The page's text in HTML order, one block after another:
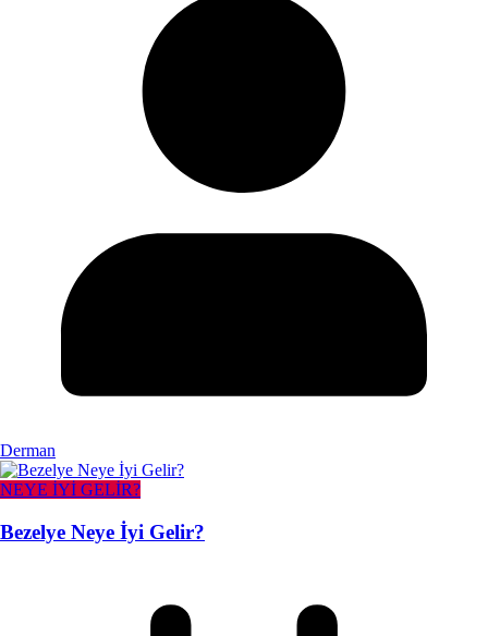
Derman
NEYE İYİ GELİR?
Bezelye Neye İyi Gelir?